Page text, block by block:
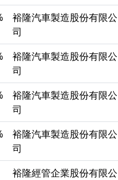
裕隆汽車製造股份有限公
司
裕隆汽車製造股份有限公
司
裕隆汽車製造股份有限公
司
裕隆汽車製造股份有限公
司
裕隆經管企業股份有限公